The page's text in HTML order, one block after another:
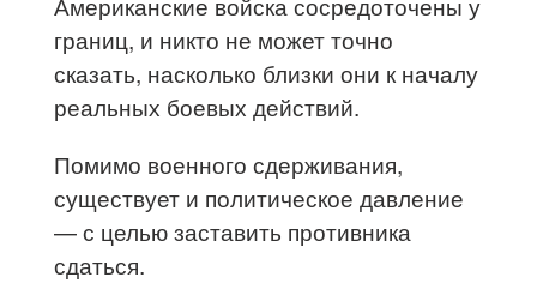
границ, и никто не может точно
сказать, насколько близки они к началу
реальных боевых действий.
Помимо военного сдерживания,
существует и политическое давление
— с целью заставить противника
сдаться.